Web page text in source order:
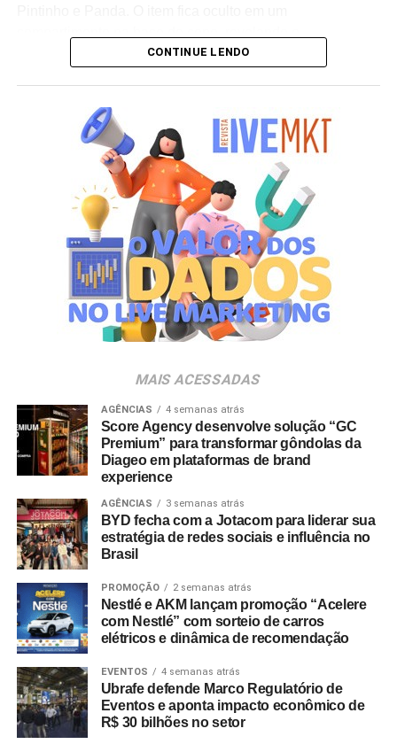
personagem surpresa apenas no momento da abertura
criação de experiências afetivas para diferentes
gerações. Com o Copo Surpresa, queremos trazer um
novo momento de interação com a marca, adicionando
um elemento de surpresa que torna cada visita ao Bob’s
ainda mais divertida”, aponta Renata Brigatti Lange,
diretora de marketing do Bob’s.
A campanha possui abrangência nacional e estará
disponível por tempo limitado em todos os restaurantes
da rede até 31 de agosto de 2026, ou enquanto durarem
os estoques nas unidades.
CONTINUE LENDO
MAIS ACESSADAS
AGÊNCIAS 4 semanas atrás
Score Agency desenvolve solução “GC
Premium” para transformar gôndolas da
Diageo em plataformas de brand
experience
AGÊNCIAS 3 semanas atrás
BYD fecha com a Jotacom para liderar sua
estratégia de redes sociais e influência no
Brasil
PROMOÇÃO 2 semanas atrás
Nestlé e AKM lançam promoção “Acelere
com Nestlé” com sorteio de carros
elétricos e dinâmica de recomendação
EVENTOS 4 semanas atrás
Ubrafe defende Marco Regulatório de
Eventos e aponta impacto econômico de
R$ 30 bilhões no setor